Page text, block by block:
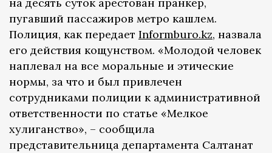
пугавший пассажиров метро кашлем.
Полиция, как передает Informburo.kz, назвала
его действия кощунством. «Молодой человек
наплевал на все моральные и этические
нормы, за что и был привлечен
сотрудниками полиции к административной
ответственности по статье «Мелкое
хулиганство», – сообщила
представительница департамента Салтанат